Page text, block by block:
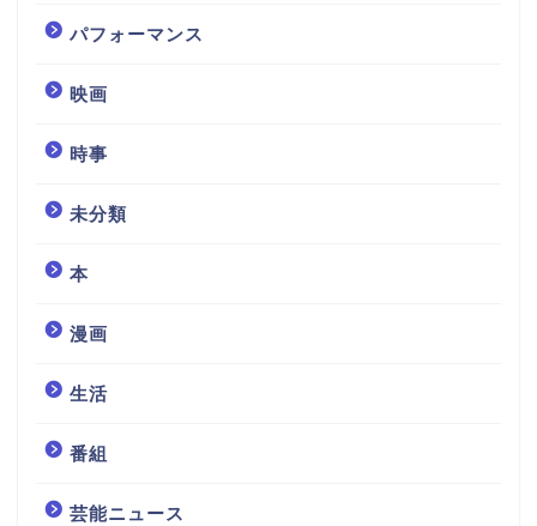
パフォーマンス
映画
時事
未分類
本
漫画
生活
番組
芸能ニュース